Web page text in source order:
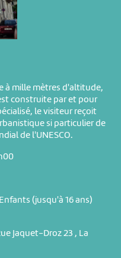
à mille mètres d'altitude,
construite par et pour
le visiteur reçoit
si particulier de
de l'UNESCO.
(jusqu'à 16 ans)
Jaquet-Droz 23 , La